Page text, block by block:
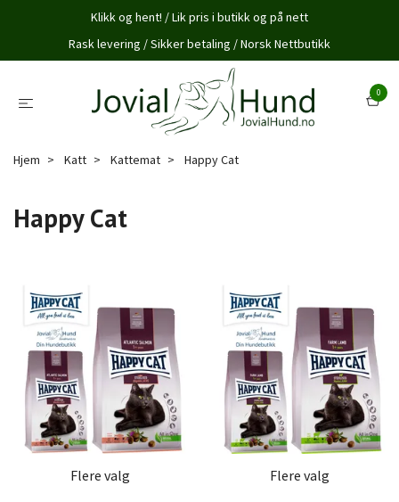
Klikk og hent! / Lik pris i butikk og på nett
Rask levering / Sikker betaling / Norsk Nettbutikk
0
Hjem Katt Kattemat Happy Cat
Happy Cat
Flere valg Flere valg